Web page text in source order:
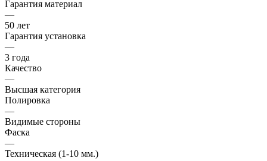
Гарантия материал
—
50 лет
Гарантия установка
—
3 года
Качество
—
Высшая категория
Полировка
—
Видимые стороны
Фаска
—
Техническая (1-10 мм.)